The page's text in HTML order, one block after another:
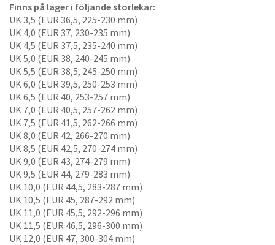
Finns på lager i följande storlekar:
UK 3,5 (EUR 36,5, 225-230 mm)
UK 4,0 (EUR 37, 230-235 mm)
UK 4,5 (EUR 37,5, 235-240 mm)
UK 5,0 (EUR 38, 240-245 mm)
UK 5,5 (EUR 38,5, 245-250 mm)
UK 6,0 (EUR 39,5, 250-253 mm)
UK 6,5 (EUR 40, 253-257 mm)
UK 7,0 (EUR 40,5, 257-262 mm)
UK 7,5 (EUR 41,5, 262-266 mm)
UK 8,0 (EUR 42, 266-270 mm)
UK 8,5 (EUR 42,5, 270-274 mm)
UK 9,0 (EUR 43, 274-279 mm)
UK 9,5 (EUR 44, 279-283 mm)
UK 10,0 (EUR 44,5, 283-287 mm)
UK 10,5 (EUR 45, 287-292 mm)
UK 11,0 (EUR 45,5, 292-296 mm)
UK 11,5 (EUR 46,5, 296-300 mm)
UK 12,0 (EUR 47, 300-304 mm)